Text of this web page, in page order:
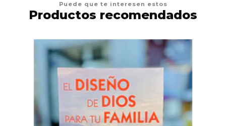
Puede que te interesen estos
Productos recomendados